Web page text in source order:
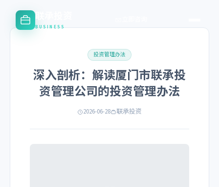
联承投资
BUSINESS
投资管理办法
深入剖析：解读厦门市联承投
资管理公司的投资管理办法
2026-06-28 联承投资